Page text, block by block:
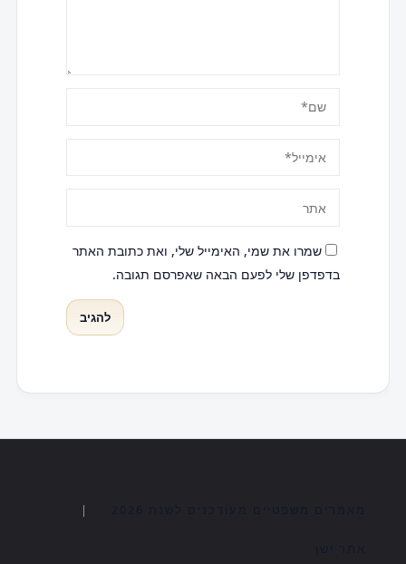
שמרו את שמי, האימייל שלי, ואת כתובת האתר
בדפדפן שלי לפעם הבאה שאפרסם תגובה.
|